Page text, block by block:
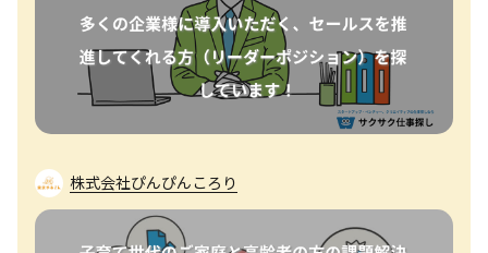
株式会社ぴんぴんころり